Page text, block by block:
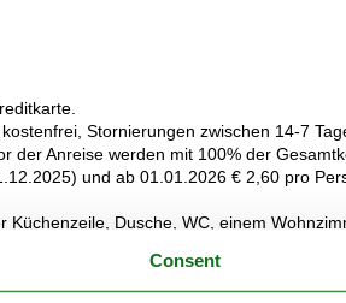
Stornierungen zwischen 14-7
der Anreise werden mit 100% der
und ab 01.01.2026 € 2,60 pro
Küchenzeile, Dusche, WC, einem
und kleine Weinbar.
Consent